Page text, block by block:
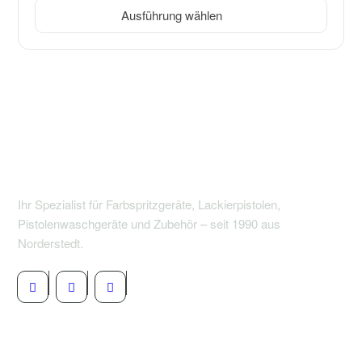
Ausführung wählen
Ihr Spezialist für Farbspritzgeräte, Lackierpistolen,
Pistolenwaschgeräte und Zubehör – seit 1990 aus
Norderstedt.